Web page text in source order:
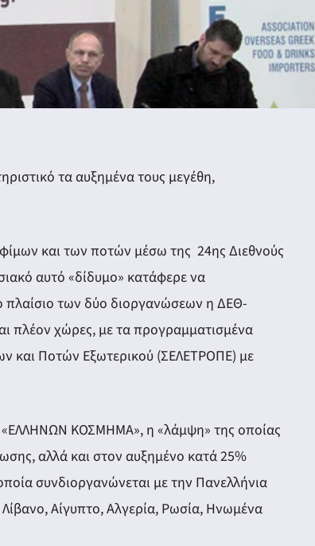
τα αυξημένα τους μεγέθη,
και των ποτών μέσω της 24ης Διεθνούς
αυτό «δίδυμο» κατάφερε να
πλαίσιο των δύο διοργανώσεων η ΔΕΘ-
πλέον χώρες, με τα προγραμματισμένα
και Ποτών Εξωτερικού (ΣΕΛΕΤΡΟΠΕ) με
«ΕΛΛΗΝΩΝ ΚΟΣΜΗΜΑ», η «λάμψη» της οποίας
αλλά και στον αυξημένο κατά 25%
συνδιοργανώνεται με την Πανελλήνια
Αίγυπτο, Αλγερία, Ρωσία, Ηνωμένα